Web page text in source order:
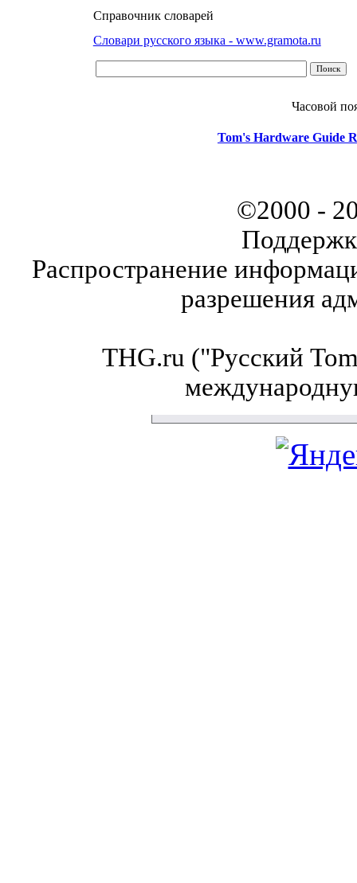
Справочник словарей
Словари русского языка - www.gramota.ru
Часовой
Tom's Hardware Guide
©2000 -
Распространение
разрешения
THG.ru ("Русский